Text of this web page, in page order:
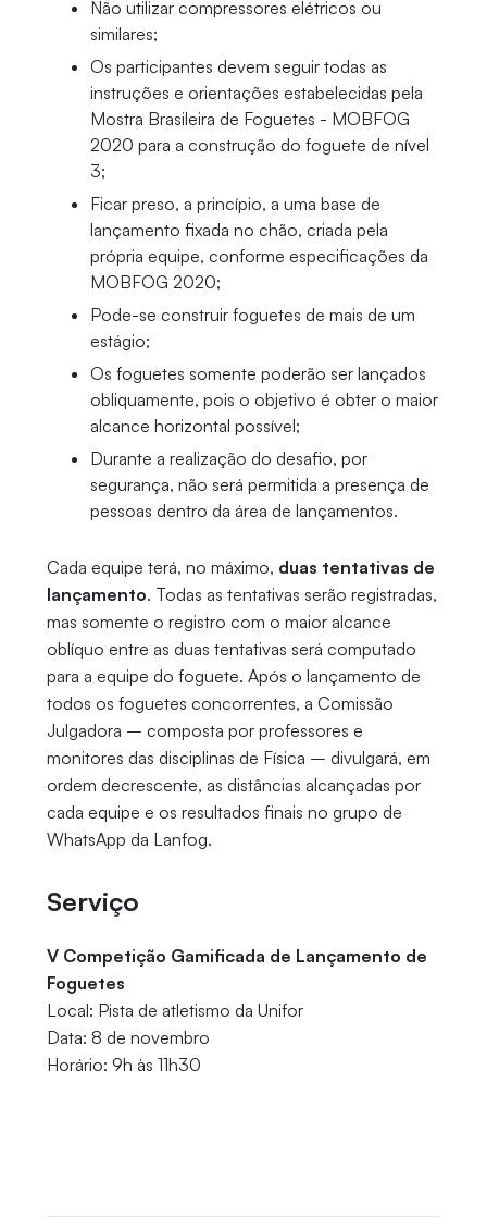
Não utilizar compressores elétricos ou
similares;
Os participantes devem seguir todas as
instruções e orientações estabelecidas pela
Mostra Brasileira de Foguetes - MOBFOG
2020 para a construção do foguete de nível
3;
Ficar preso, a princípio, a uma base de
lançamento fixada no chão, criada pela
própria equipe, conforme especificações da
MOBFOG 2020;
Pode-se construir foguetes de mais de um
estágio;
Os foguetes somente poderão ser lançados
obliquamente, pois o objetivo é obter o maior
alcance horizontal possível;
Durante a realização do desafio, por
segurança, não será permitida a presença de
pessoas dentro da área de lançamentos.
Cada equipe terá, no máximo, duas tentativas de
lançamento. Todas as tentativas serão registradas,
mas somente o registro com o maior alcance
oblíquo entre as duas tentativas será computado
para a equipe do foguete. Após o lançamento de
todos os foguetes concorrentes, a Comissão
Julgadora – composta por professores e
monitores das disciplinas de Física – divulgará, em
ordem decrescente, as distâncias alcançadas por
cada equipe e os resultados finais no grupo de
WhatsApp da Lanfog.
Serviço
V Competição Gamificada de Lançamento de
Foguetes
Local: Pista de atletismo da Unifor
Data: 8 de novembro
Horário: 9h às 11h30